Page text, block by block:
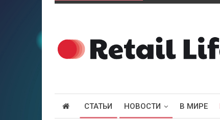
СТАТЬИ НОВОСТИ В МИРЕ